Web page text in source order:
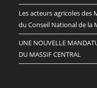
Les acteurs agricoles des
du Conseil National de la
UNE NOUVELLE
DU MASSIF CENTRAL